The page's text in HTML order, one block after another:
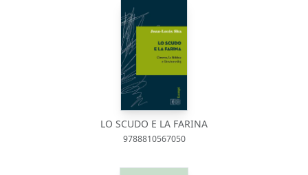
LO SCUDO E LA FARINA
9788810567050